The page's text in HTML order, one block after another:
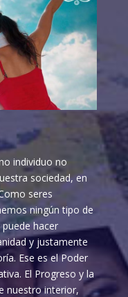
individuo no
sociedad, en
seres
ningún tipo de
hacer
y justamente
Ese es el Poder
El Progreso y la
nuestro interior,